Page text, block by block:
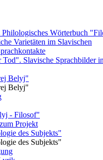
Philologisches Wörterbuch
Varietäten im Slavischen
Tod". Slavische Sprachbilder
Belyj"
Belyj"
- Filosof"
Projekt
des Subjekts"
des Subjekts"